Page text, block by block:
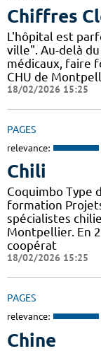
Chiffres
L'hôpital est
ville". Au-delà
médicaux, faire
CHU de
18/02/2026 15:25
PAGES
relevance:
Chili
Coquimbo Type
formation
spécialistes
Montpellier. En
coopérat
18/02/2026 15:25
PAGES
relevance:
Chine